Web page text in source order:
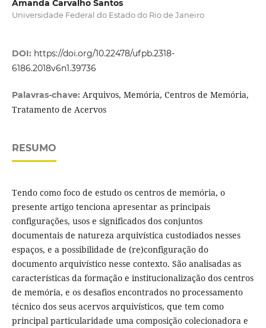
Amanda Carvalho Santos
Universidade Federal do Estado do Rio de Janeiro
DOI: https://doi.org/10.22478/ufpb.2318-
6186.2018v6n1.39736
Palavras-chave: Arquivos, Memória, Centros de Memória,
Tratamento de Acervos
RESUMO
Tendo como foco de estudo os centros de memória, o
presente artigo tenciona apresentar as principais
configurações, usos e significados dos conjuntos
documentais de natureza arquivística custodiados nesses
espaços, e a possibilidade de (re)configuração do
documento arquivístico nesse contexto. São analisadas as
características da formação e institucionalização dos centros
de memória, e os desafios encontrados no processamento
técnico dos seus acervos arquivísticos, que tem como
principal particularidade uma composição colecionadora e